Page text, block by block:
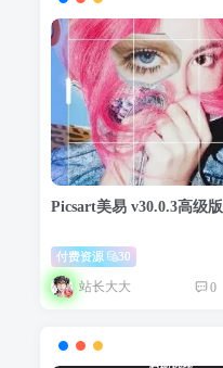
Picsart美易 v30.0.3高级版
付费资源 30
站长大大 0